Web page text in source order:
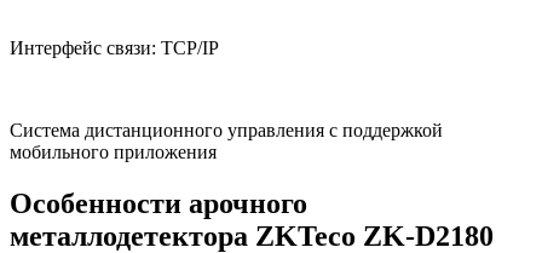
Интерфейс связи: TCP/IP
Система дистанционного управления с поддержкой
мобильного приложения
Особенности арочного
металлодетектора ZKTeco ZK-D2180